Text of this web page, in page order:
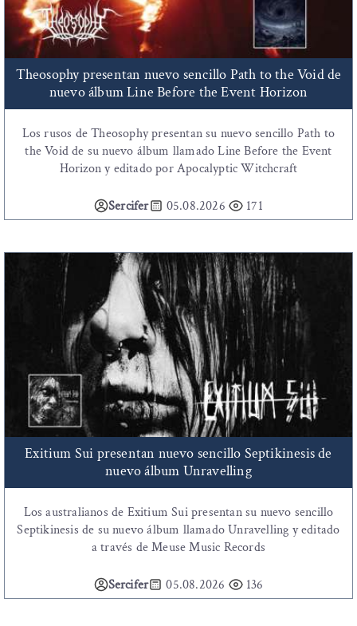
Theosophy presentan nuevo sencillo Path to the Void de
nuevo álbum Line Before the Event Horizon
Los rusos de Theosophy presentan su nuevo sencillo Path to
the Void de su nuevo álbum llamado Line Before the Event
Horizon y editado por Apocalyptic Witchcraft
Sercifer 05.08.2026 171
Exitium Sui presentan nuevo sencillo Septikinesis de
nuevo álbum Unravelling
Los australianos de Exitium Sui presentan su nuevo sencillo
Septikinesis de su nuevo álbum llamado Unravelling y editado
a través de Meuse Music Records
Sercifer 05.08.2026 136